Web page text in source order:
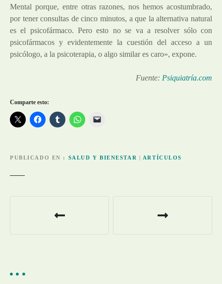
Mental porque, entre otras razones, nos hemos acostumbrado,
por tener consultas de cinco minutos, a que la alternativa natural
es el psicofármaco. Pero esto no se va a resolver sólo con
psicofármacos y evidentemente la cuestión del acceso a un
psicólogo, a la psicoterapia, o algo similar es caro», expone.
Fuente: Psiquiatría.com
Comparte esto:
PUBLICADO EN SALUD Y BIENESTAR | ARTÍCULOS